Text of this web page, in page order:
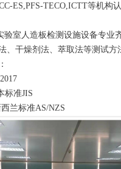
ES,PFS-TECO,ICTT等机构
验室人造板检测设施设备专业
、干燥剂法、萃取法等测试方
标准JIS
兰标准AS/NZS